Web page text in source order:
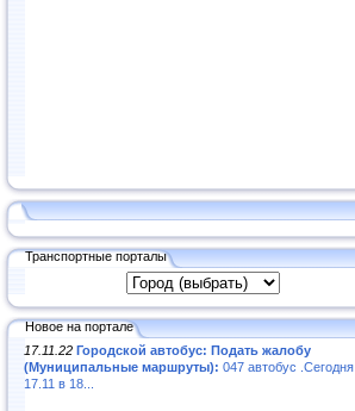
Транспортные порталы
Новое на портале
17.11.22 Городской автобус: Подать жалобу
(Муниципальные маршруты): 047 автобус .Сегодня
17.11 в 18...